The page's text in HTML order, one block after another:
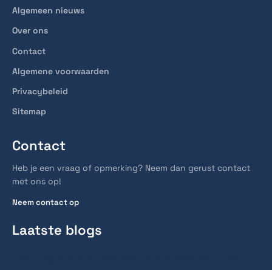
Algemeen nieuws
Over ons
Contact
Algemene voorwaarden
Privacybeleid
Sitemap
Contact
Heb je een vraag of opmerking? Neem dan gerust contact
met ons op!
Neem contact op
Laatste blogs